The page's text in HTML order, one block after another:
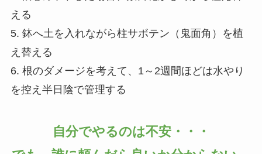
える
5. 鉢へ土を入れながら柱サボテン（鬼面角）を植
え替える
6. 根のダメージを考えて、1～2週間ほどは水やり
を控え半日陰で管理する
自分でやるのは不安・・・